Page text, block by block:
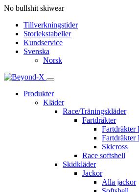
No bullshit skiwear
Tillverkningstider
Storlekstabeller
Kundservice
Svenska
Norsk
Produkter
Kläder
Race/Träningskläder
Fartdräkter
Fartdräkter
Fartdräkter
Skicross
Race softshell
Skidkläder
Jackor
Alla jackor